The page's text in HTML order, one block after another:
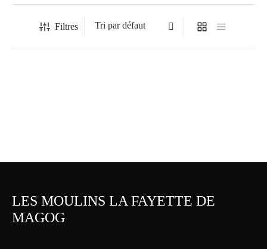
Filtres
LES MOULINS LA FAYETTE DE
MAGOG